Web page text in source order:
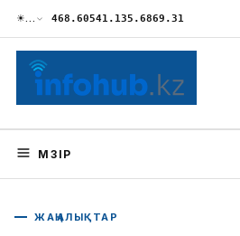
☀… 468.60541.135.6869.31
МӘЗІР
ЖАҢАЛЫҚТАР